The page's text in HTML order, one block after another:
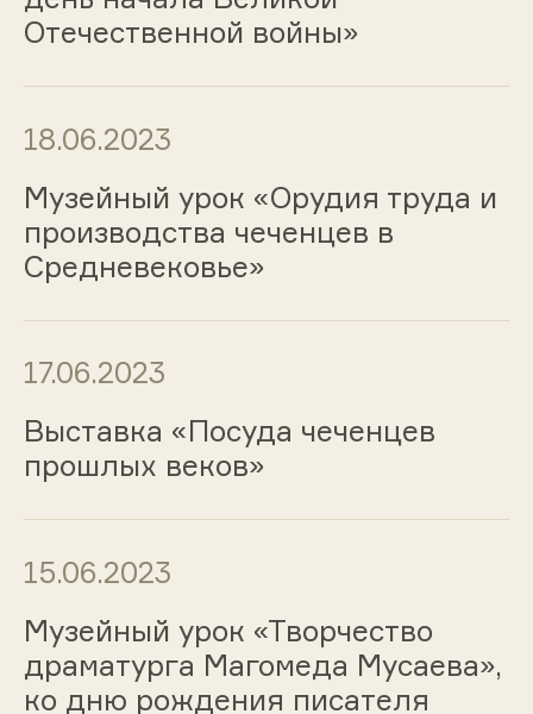
Отечественной войны»
18.06.2023
Музейный урок «Орудия труда и
производства чеченцев в
Средневековье»
17.06.2023
Выставка «Посуда чеченцев
прошлых веков»
15.06.2023
Музейный урок «Творчество
драматурга Магомеда Мусаева»,
ко дню рождения писателя